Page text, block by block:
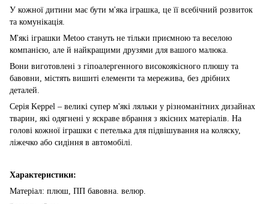
У кожної дитини має бути м'яка іграшка, це її всебічний розвиток
та комунікація.
М'які іграшки Metoo стануть не тільки приємною та веселою
компанією, але й найкращими друзями для вашого малюка.
Вони виготовлені з гіпоалергенного високоякісного плюшу та
бавовни, містять вишиті елементи та мережива, без дрібних
деталей.
Серія Keppel – великі супер м'які ляльки у різноманітних дизайнах
тварин, які одягнені у яскраве вбрання з якісних матеріалів. На
голові кожної іграшки є петелька для підвішування на коляску,
ліжечко або сидіння в автомобілі.
Характеристики:
Матеріал: плюш, ПП бавовна. велюр.